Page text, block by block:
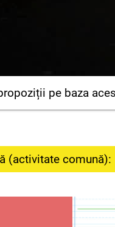
pe baza
(activitate comună):